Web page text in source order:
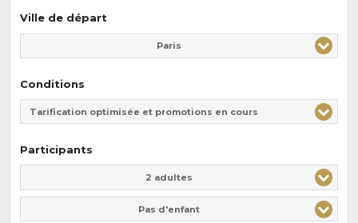
Ville de départ
Paris
Conditions
Tarification optimisée et promotions en cours
Participants
2 adultes
Pas d'enfant